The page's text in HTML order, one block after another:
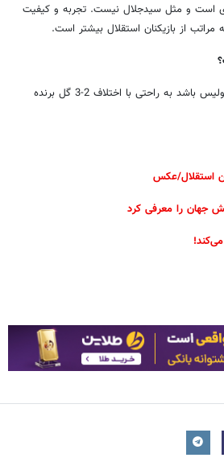
است و مثل سیدجلال نیست. تجربه و کیفیت
از بازیکنان استقلال بیشتر است.
فکر می‌کنم اگر روز نرمال پرسپولیس باشد به راحتی با اختلاف 2-3 گل برنده
استقلال/عکس
جهان را معرفی کرد